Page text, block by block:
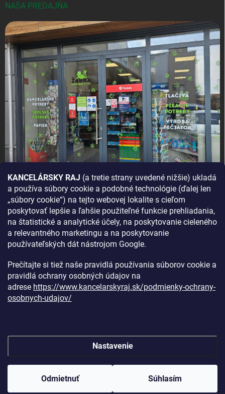
KANCELÁRSKY RAJ (a tretie strany uvedené nižšie) ukladá
a používa súbory cookie a podobné technológie (ďalej len
„súbory cookie“) na tejto webovej lokalite s cieľom
poskytovať lepšie a ľahšie použiteľné funkcie prehliadania,
na štatistické a analytické účely, na poskytovanie cieleného
a relevantného marketingu a na poskytovanie
používateľských dát nástrojom Google.
Prečítajte si tiež naše pravidlá používania súborov cookie a
pravidlá ochrany osobných údajov na
adrese https://www.kancelarskyraj.sk/podmienky-ochrany-
osobnych-udajov/
Nastavenie
Odmietnuť Súhlasím
NAŠA PREDAJŇA
AKO SA K NÁM DOSTANETE?
Vytvoril Shoptet
Copyright 2026Kancelársky raj. Všetky práva vyhradené.Upraviť